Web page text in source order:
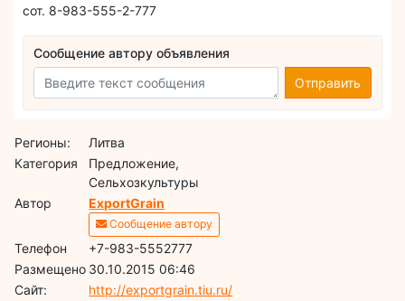
сот. 8-983-555-2-777
Сообщение автору объявления
Отправить
Регионы:
Литва
Категория
Предложение,
Сельхозкультуры
Автор
ExportGrain
Сообщение автору
Телефон
+7-983-5552777
Размещено 30.10.2015 06:46
Сайт:
http://exportgrain.tiu.ru/